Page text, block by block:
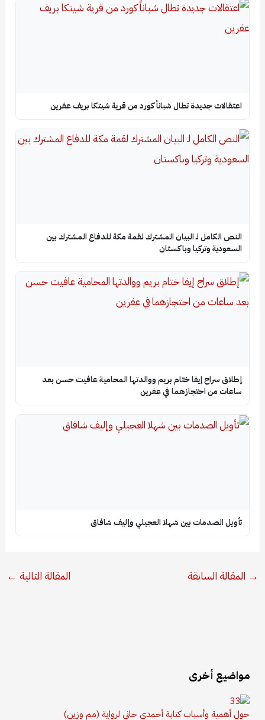
اعتقالات جديدة تطال شباناً كورد من قرية شيتكا بريف عفرين
النص الكامل لـ البيان المشترك لقمة مكة للدفاع المشترك بين
السعودية وتركيا وباكستان
إطلاق سراح إيفا ختام بريم ووالدتها المحامية عافيت حسن بعد
ساعات من احتجازهما في عفرين
تأويل الصدمات بين شهلا العجيلي وإليف شافاق
→ المقالة السابقة المقالة التالية ←
مواضيع أخرى
حول أهمية وأسباب كتابة أحمدي خاني لرواية (مم وزين)